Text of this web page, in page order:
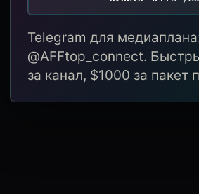
Telegram для
@AFFtop_connect.
за канал, $1000 за пакет